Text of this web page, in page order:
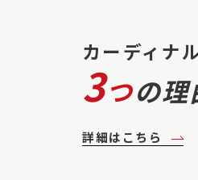
カーディナ
3つの理
詳細はこちら